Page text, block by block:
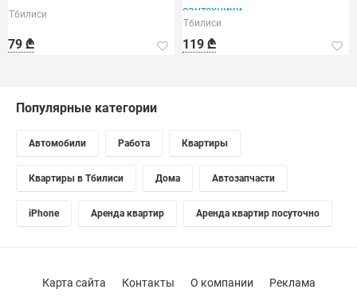
Тбилиси
79 ₾
сантехники.
Тбилиси
119 ₾
Популярные категории
Автомобили Работа Квартиры
Квартиры в Тбилиси Дома Автозапчасти
iPhone Аренда квартир Аренда квартир посуточно
Карта сайта Контакты О компании Реклама